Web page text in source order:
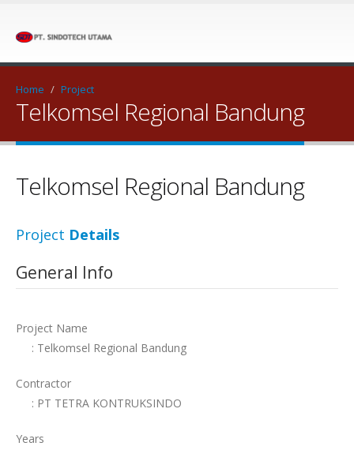
Home / Project
Telkomsel Regional Bandung
Telkomsel Regional Bandung
Project Details
General Info
Project Name
: Telkomsel Regional Bandung
Contractor
: PT TETRA KONTRUKSINDO
Years